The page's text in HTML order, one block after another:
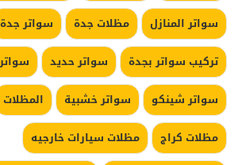
سواتر المنازل
مظلات جدة
سواتر جدة
تركيب سواتر بجدة
سواتر حديد
سواتر شينكو
سواتر خشبية المظلات
مظلات كراج
مظلات سيارات خارجيه